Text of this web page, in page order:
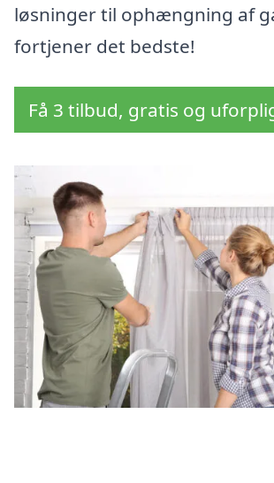
løsninger til ophængning af
fortjener det bedste!
Få 3 tilbud, gratis og